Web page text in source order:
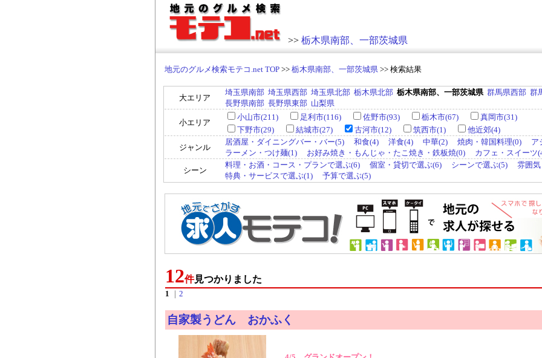
>> 栃木県南部、一部茨城県
地元のグルメ検索モテコ.net TOP >> 栃木県南部、一部茨城県 >> 検索結果
大エリア
埼玉県南部 埼玉県西部 埼玉県北部 栃木県北部 栃木県南部、一部茨城県 群馬県西部 群
長野県南部 長野県東部 山梨県
小エリア
小山市(211) 足利市(116) 佐野市(93) 栃木市(67)
真岡市(31)
下野市(29)
結城市(27) 古河市(12) 筑西市(1) 他近郊(4)
ジャンル
居酒屋・ダイニングバー・バー(5) 和食(4) 洋食(4) 中華(2) 焼肉・韓国料理(0)
ア
ラーメン・つけ麺(1)
お好み焼き・もんじゃ・たこ焼き・鉄板焼(0)
カフェ・スイーツ
シーン
料理・お酒・コース・プランで選ぶ(6) 個室・貸切で選ぶ(6) シーンで選ぶ(5)
雰囲
特典・サービスで選ぶ(1)
予算で選ぶ(5)
12件見つかりました
1
｜ 2
自家製うどん おかふく